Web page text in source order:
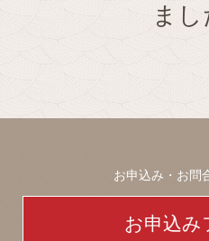
まし
お申込み・お問
お申込み